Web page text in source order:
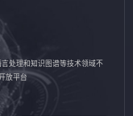
处理和知识图谱等技术领域不
放平台